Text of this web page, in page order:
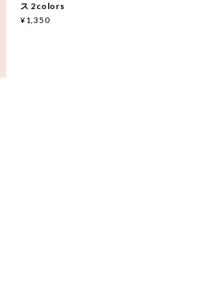
ス 2colors
¥1,350